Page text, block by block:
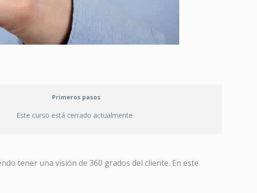
Primeros pasos
Este curso está cerrado actualmente
tener una visión de 360 grados del cliente. En este